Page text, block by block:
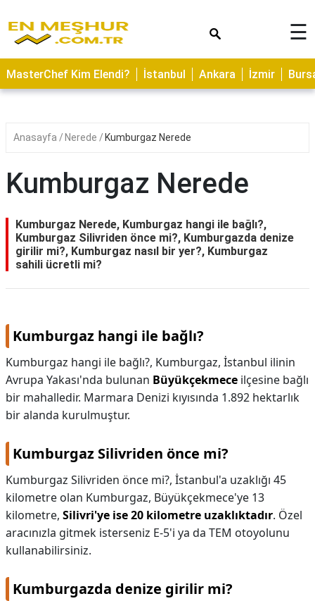
ASTROLOJİ
SAĞLIK
YERLER
NEDİR
KAMP
ALANLARI
KAPLICALAR
İLETİŞİM
☰
MasterChef Kim Elendi? İstanbul Ankara İzmir
Anasayfa Nerede Kumburgaz Nerede
Kumburgaz Nerede
Kumburgaz Nerede, Kumburgaz hangi ile bağlı?,
Kumburgaz Silivriden önce mi?, Kumburgazda denize
girilir mi?, Kumburgaz nasıl bir yer?, Kumburgaz
sahili ücretli mi?
Kumburgaz hangi ile bağlı?
Kumburgaz hangi ile bağlı?, Kumburgaz, İstanbul ilinin
Avrupa Yakası'nda bulunan Büyükçekmece ilçesine bağlı
bir mahalledir. Marmara Denizi kıyısında 1.892 hektarlık
bir alanda kurulmuştur.
Kumburgaz Silivriden önce mi?
Kumburgaz Silivriden önce mi?, İstanbul'a uzaklığı 45
kilometre olan Kumburgaz, Büyükçekmece'ye 13
kilometre, Silivri'ye ise 20 kilometre uzaklıktadır. Özel
aracınızla gitmek isterseniz E-5'i ya da TEM otoyolunu
kullanabilirsiniz.
Kumburgazda denize girilir mi?